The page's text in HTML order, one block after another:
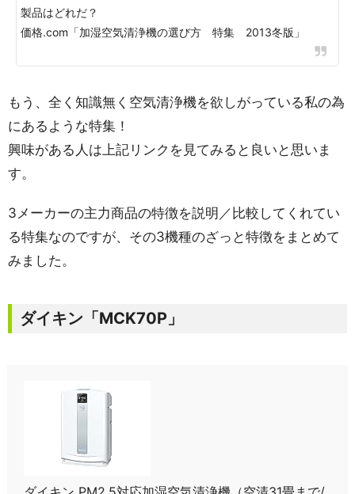
製品はどれだ？
価格.com「加湿空気清浄機の選び方 特集 2013冬版」
もう、全く知識無く空気清浄機を欲しがっている私の為
にあるような特集！
興味がある人は上記リンクを見てみると良いと思いま
す。
3メーカーの主力商品の特徴を説明／比較してくれてい
る特集なのですが、その3機種のざっと特徴をまとめて
みました。
ダイキン「MCK70P」